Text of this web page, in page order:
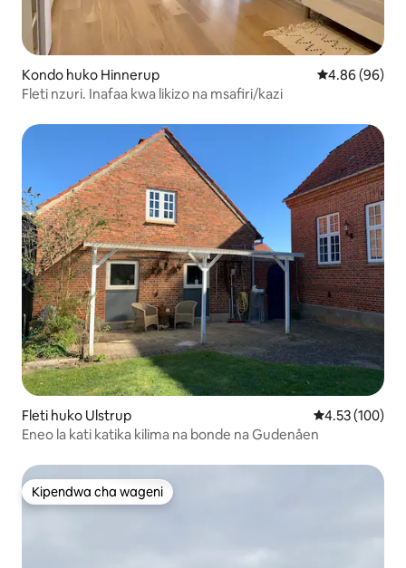
Kondo huko Hinnerup Ukadiriaji wa
4.86 (96)
Fleti nzuri. Inafaa kwa likizo na msafiri/kazi
Fleti huko Ulstrup Ukadiriaji wa
4.53 (100)
Eneo la kati katika kilima na bonde na Gudenåen
Kipendwa cha wageni
Kipendwa cha wageni